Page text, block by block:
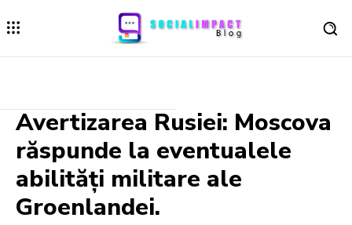
Avertizarea Rusiei: Moscova
răspunde la eventualele
abilități militare ale
Groenlandei.